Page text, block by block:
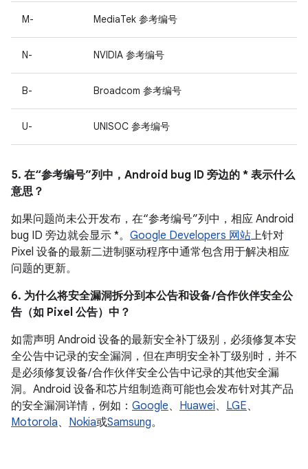
M- MediaTek 参考编号
N- NVIDIA 参考编号
B- Broadcom 参考编号
U- UNISOC 参考编号
5. 在“参考编号”列中，Android bug ID 旁边的 * 表示什么
意思？
如果问题尚未公开发布，在“参考编号”列中，相应 Android
bug ID 旁边就会显示 *。 Google Developers 网站上针对
Pixel 设备的最新二进制驱动程序中通常包含用于解决相应
问题的更新。
6. 为什么将安全漏洞拆分到本公告和设备 /合作伙伴安全公
告（如 Pixel 公告）中？
如需声明 Android 设备的最新安全补丁级别，必须修复本安
全公告中记录的安全漏洞，但在声明安全补丁级别时，并不
是必须修复设备/ 合作伙伴安全公告中记录的其他安全漏
洞。Android 设备和芯片组制造商可能也会发布针对其产品
的安全漏洞详情，例如： Google、 Huawei、 LGE、
Motorola、 Nokia或Samsung。